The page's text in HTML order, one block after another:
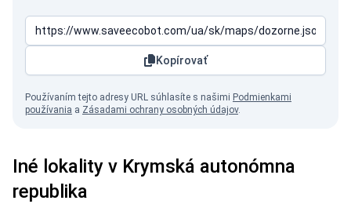
Kopírovať
Používaním tejto adresy URL súhlasíte s našimi Podmienkami
používania a Zásadami ochrany osobných údajov.
Iné lokality v Krymská autonómna
republika